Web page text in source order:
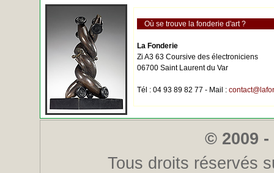
Où se trouve la fonderie d'art ?
La Fonderie
Zi A3 63 Coursive des électroniciens
06700 Saint Laurent du Var
Tél : 04 93 89 82 77 - Mail :
© 2009
Tous droits réservés